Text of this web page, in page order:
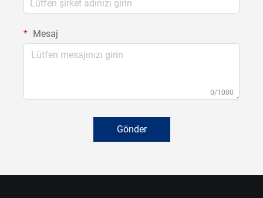
Mesaj
0/1000
Gönder